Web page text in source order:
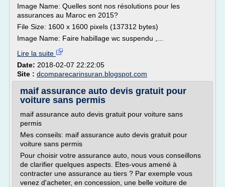
Image Name: Quelles sont nos résolutions pour les
assurances au Maroc en 2015?
File Size: 1600 x 1600 pixels (137312 bytes)
Image Name: Faire habillage wc suspendu ,...
Lire la suite
Date: 2018-02-07 22:22:05
Site : dcomparecarinsuran.blogspot.com
maif assurance auto devis gratuit pour
voiture sans permis
maif assurance auto devis gratuit pour voiture sans
permis
Mes conseils: maif assurance auto devis gratuit pour
voiture sans permis
Pour choisir votre assurance auto, nous vous conseillons
de clarifier quelques aspects. Etes-vous amené à
contracter une assurance au tiers ? Par exemple vous
venez d'acheter, en concession, une belle voiture de